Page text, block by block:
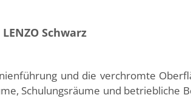
Schwarz
und die verchromte
Schulungsräume und betriebliche